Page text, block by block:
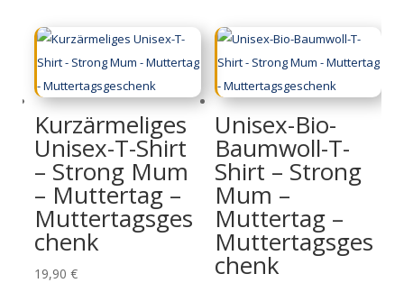
Kurzärmeliges
Unisex-T-Shirt
– Strong Mum
– Muttertag –
Muttertagsges
chenk
19,90 €
Unisex-Bio-
Baumwoll-T-
Shirt – Strong
Mum –
Muttertag –
Muttertagsges
chenk